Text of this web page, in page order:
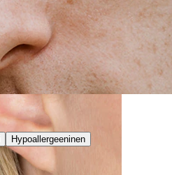
Hypoallergeeninen